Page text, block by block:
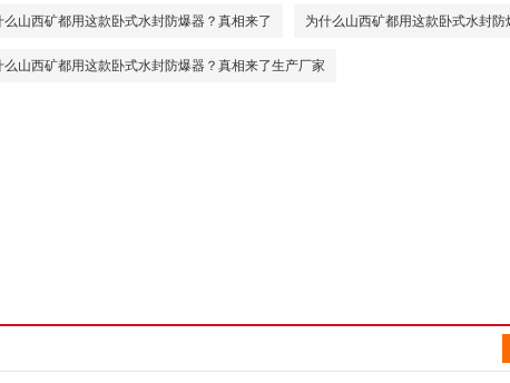
么山西矿都用这款卧式水封防爆器？真相来了 为什么山西矿都用这款卧式水封
么山西矿都用这款卧式水封防爆器？真相来了生产厂家